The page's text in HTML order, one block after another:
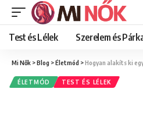
Test és Lélek Szerelem és
Mi Nők >Blog >Életmód >Hogyan alakíts ki
ÉLETMÓD TEST ÉS LÉLEK